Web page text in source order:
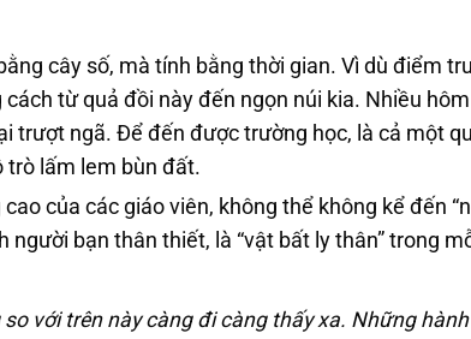
cây số, mà tính bằng thời gian. Vì dù điểm
từ quả đồi này đến ngọn núi kia. Nhiều
trượt ngã. Để đến được trường học, là cả một
trò lấm lem bùn đất.
của các giáo viên, không thể không kể đến
bạn thân thiết, là “vật bất ly thân” trong
với trên này càng đi càng thấy xa. Những